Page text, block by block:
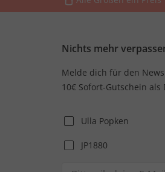
Nichts mehr
Melde dich für den
10€ Sofort-Gutschein als
Ulla Popken
JP1880